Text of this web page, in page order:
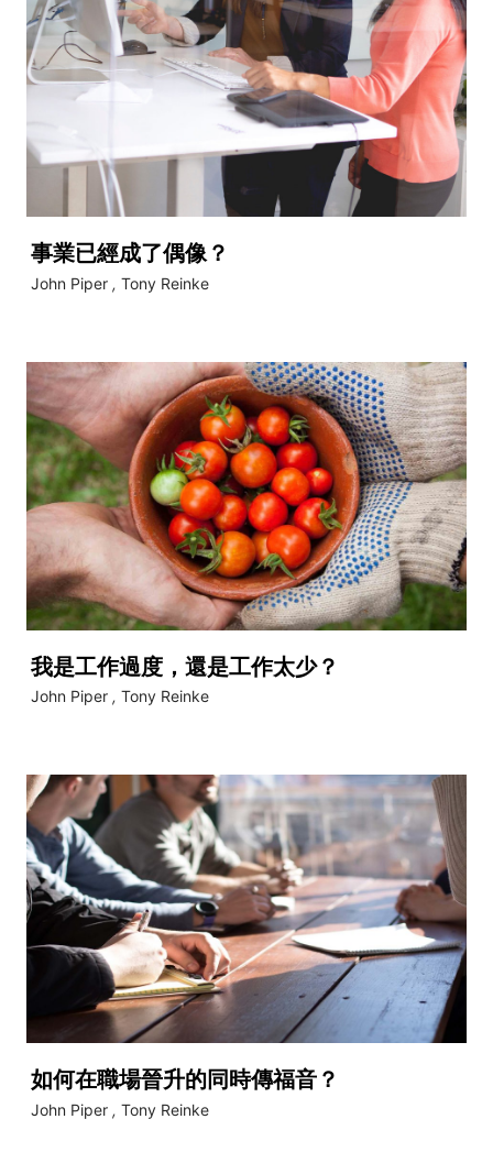
事業已經成了偶像？
John Piper , Tony Reinke
我是工作過度，還是工作太少？
John Piper , Tony Reinke
如何在職場晉升的同時傳福音？
John Piper , Tony Reinke